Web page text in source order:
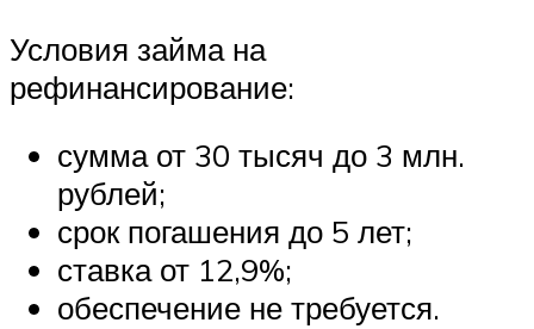
Условия займа на
рефинансирование:
сумма от 30 тысяч до 3 млн.
рублей;
срок погашения до 5 лет;
ставка от 12,9%;
обеспечение не требуется.